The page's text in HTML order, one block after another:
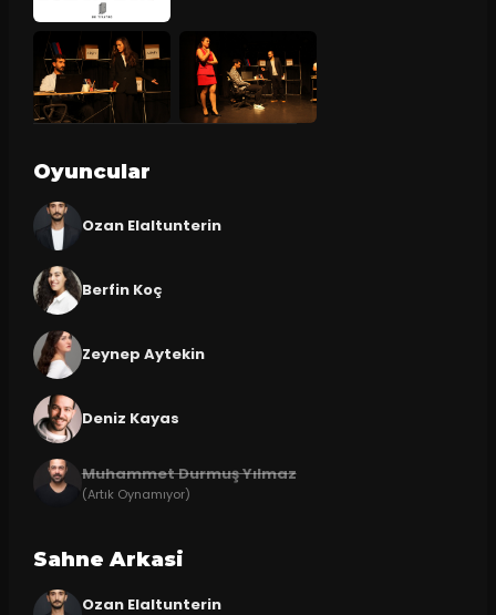
Oyuncular
Ozan Elaltunterin
Berfin Koç
Zeynep Aytekin
Deniz Kayas
Muhammet Durmuş Yılmaz
(Artık Oynamıyor)
Sahne Arkasi
Ozan Elaltunterin